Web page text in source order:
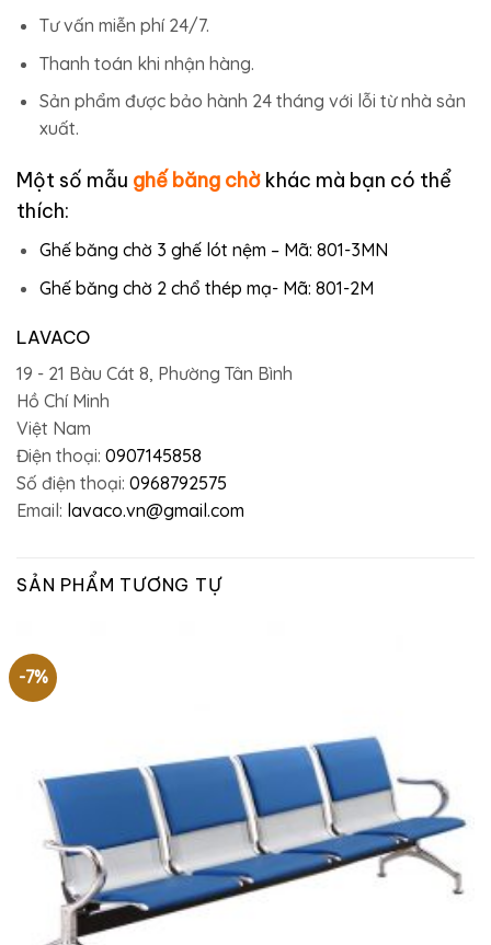
Tư vấn miễn phí 24/7.
Thanh toán khi nhận hàng.
Sản phẩm được bảo hành 24 tháng với lỗi từ nhà sản
xuất.
Một số mẫu ghế băng chờ khác mà bạn có thể
thích:
Ghế băng chờ 3 ghế lót nệm – Mã: 801-3MN
Ghế băng chờ 2 chổ thép mạ- Mã: 801-2M
LAVACO
19 - 21 Bàu Cát 8, Phường Tân Bình
Hồ Chí Minh
Việt Nam
Điện thoại: 0907145858
Số điện thoại: 0968792575
Email: lavaco.vn@gmail.com
SẢN PHẨM TƯƠNG TỰ
-7%